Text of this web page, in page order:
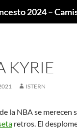
KYRIE
ISTERN
la NBA se merecen
retros. El